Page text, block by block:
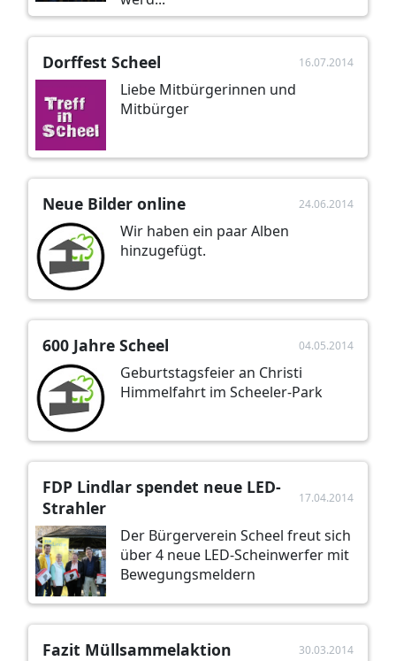
Dorffest Scheel 16.07.2014
Liebe Mitbürgerinnen und
Mitbürger
Neue Bilder online 24.06.2014
Wir haben ein paar Alben
hinzugefügt.
600 Jahre Scheel 04.05.2014
Geburtstagsfeier an Christi
Himmelfahrt im Scheeler-Park
FDP Lindlar spendet neue LED-
Strahler
17.04.2014
Der Bürgerverein Scheel freut sich
über 4 neue LED-Scheinwerfer mit
Bewegungsmeldern
Fazit Müllsammelaktion 30.03.2014